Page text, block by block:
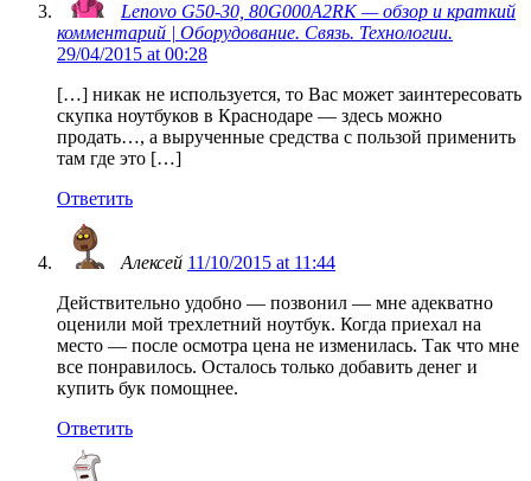
Lenovo G50-30, 80G000A2RK — обзор и краткий
комментарий | Оборудование. Связь. Технологии.
29/04/2015 at 00:28
[…] никак не используется, то Вас может заинтересовать
скупка ноутбуков в Краснодаре — здесь можно
продать…, а вырученные средства с пользой применить
там где это […]
Ответить
Алексей 11/10/2015 at 11:44
Действительно удобно — позвонил — мне адекватно
оценили мой трехлетний ноутбук. Когда приехал на
место — после осмотра цена не изменилась. Так что мне
все понравилось. Осталось только добавить денег и
купить бук помощнее.
Ответить